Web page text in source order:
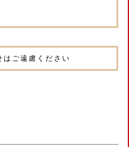
ご遠慮ください